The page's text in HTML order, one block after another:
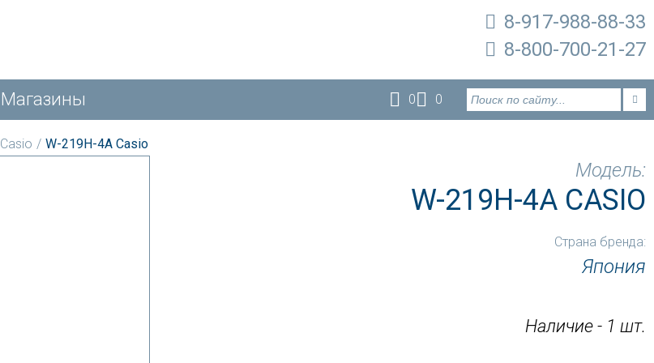
8-917-988-88-33
8-800-700-21-27
Магазины 0 0
Casio / W-219H-4A Casio
Модель:
W-219H-4A CASIO
Страна бренда:
Япония
Наличие - 1 шт.